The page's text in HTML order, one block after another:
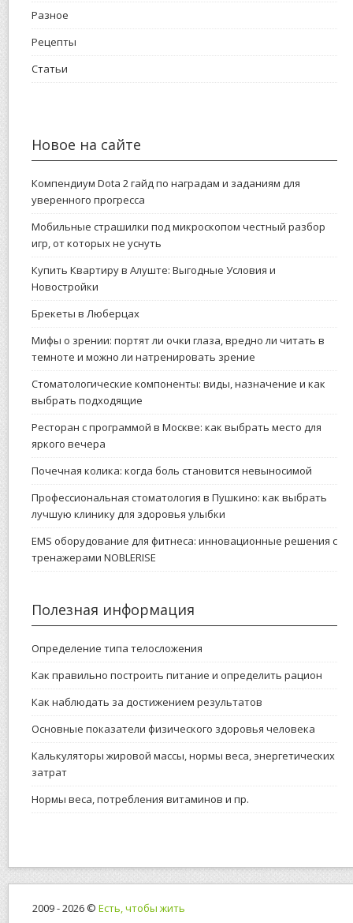
Разное
Рецепты
Статьи
Новое на сайте
Компендиум Dota 2 гайд по наградам и заданиям для
уверенного прогресса
Мобильные страшилки под микроскопом честный разбор
игр, от которых не уснуть
Купить Квартиру в Алуште: Выгодные Условия и
Новостройки
Брекеты в Люберцах
Мифы о зрении: портят ли очки глаза, вредно ли читать в
темноте и можно ли натренировать зрение
Стоматологические компоненты: виды, назначение и как
выбрать подходящие
Ресторан с программой в Москве: как выбрать место для
яркого вечера
Почечная колика: когда боль становится невыносимой
Профессиональная стоматология в Пушкино: как выбрать
лучшую клинику для здоровья улыбки
EMS оборудование для фитнеса: инновационные решения с
тренажерами NOBLERISE
Полезная информация
Определение типа телосложения
Как правильно построить питание и определить рацион
Как наблюдать за достижением результатов
Основные показатели физического здоровья человека
Калькуляторы жировой массы, нормы веса, энергетических
затрат
Нормы веса, потребления витаминов и пр.
2009 - 2026 © Есть, чтобы жить